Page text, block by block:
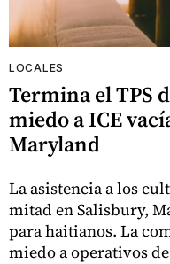
LOCALES
Termina el TPS
miedo a ICE
Maryland
La asistencia a los
mitad en Salisbury,
para haitianos. La
miedo a operativos